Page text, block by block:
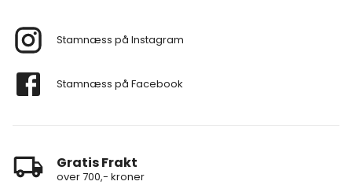
Stamnæss på Instagram
Stamnæss på Facebook
Gratis Frakt
over 700,- kroner